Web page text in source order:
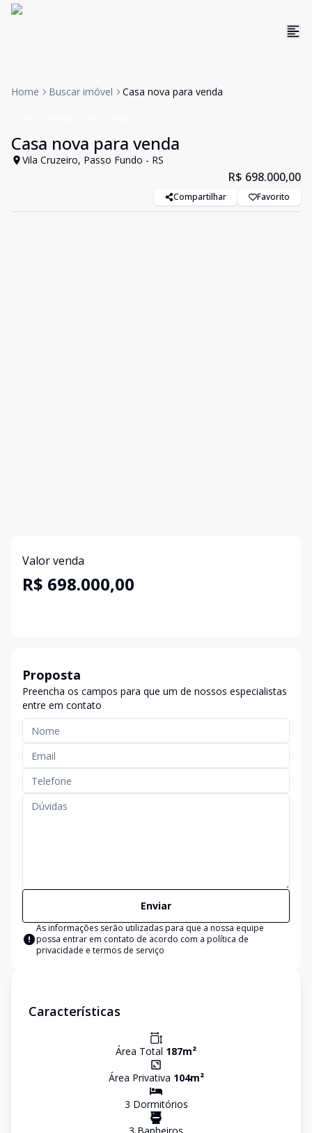
Home Buscar imóvel Casa nova para venda
Casa nova para venda
Vila Cruzeiro, Passo Fundo - RS
R$ 698.000,00
Compartilhar Favorito
Valor venda
R$ 698.000,00
Proposta
Preencha os campos para que um de nossos especialistas
entre em contato
Enviar
As informações serão utilizadas para que a nossa equipe
possa entrar em contato de acordo com a política de
privacidade e termos de serviço
Características
Área Total 187m²
Área Privativa 104m²
3 Dormitórios